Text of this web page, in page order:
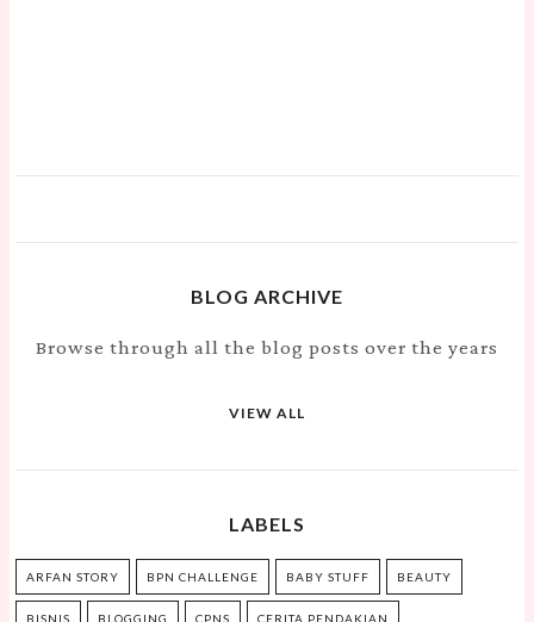
BLOG ARCHIVE
Browse through all the blog posts over the years
VIEW ALL
LABELS
ARFAN STORY BPN CHALLENGE BABY STUFF BEAUTY
BISNIS BLOGGING CPNS CERITA PENDAKIAN